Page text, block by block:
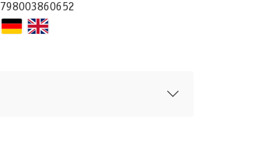
798003860652